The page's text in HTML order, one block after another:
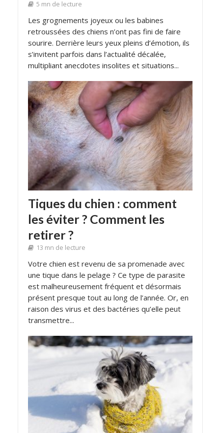
5 mn de lecture
Les grognements joyeux ou les babines
retroussées des chiens n’ont pas fini de faire
sourire. Derrière leurs yeux pleins d’émotion, ils
s’invitent parfois dans l’actualité décalée,
multipliant anecdotes insolites et situations...
Tiques du chien : comment
les éviter ? Comment les
retirer ?
13 mn de lecture
Votre chien est revenu de sa promenade avec
une tique dans le pelage ? Ce type de parasite
est malheureusement fréquent et désormais
présent presque tout au long de l’année. Or, en
raison des virus et des bactéries qu’elle peut
transmettre...